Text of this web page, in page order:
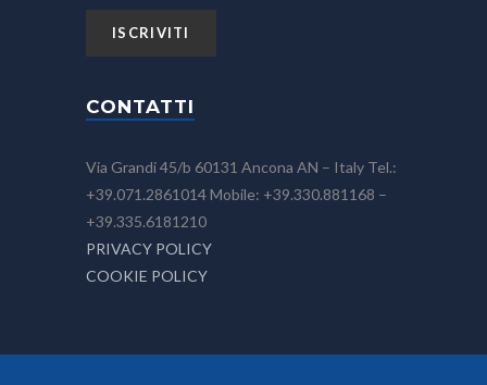
CONTATTI
Via Grandi 45/b 60131 Ancona AN – Italy Tel.:
+39.071.2861014 Mobile: +39.330.881168 –
+39.335.6181210
PRIVACY POLICY
COOKIE POLICY